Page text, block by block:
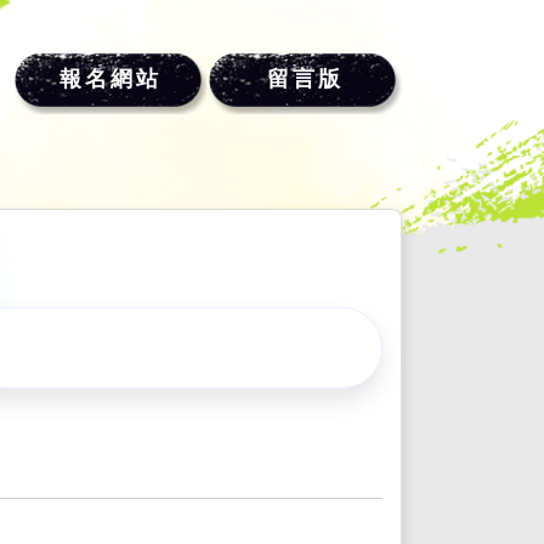
報名網站 留言版